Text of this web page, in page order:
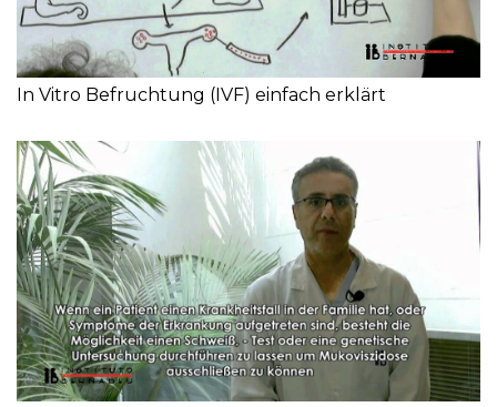
In Vitro Befruchtung (IVF) einfach erklärt